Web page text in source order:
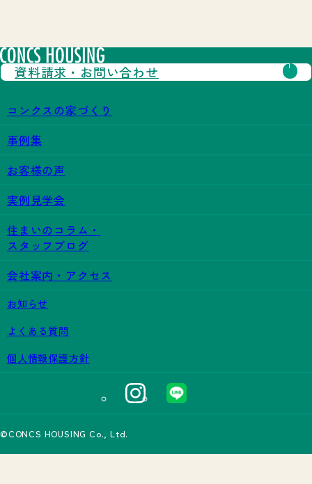
コンクスの家づくり
事例集
お客様の声
実例見学会
住まいのコラム・
スタッフブログ
会社案内・アクセス
お知らせ
よくある質問
個人情報保護方針
資料請求・ お問い合わせ
©CONCS HOUSING Co., Ltd.